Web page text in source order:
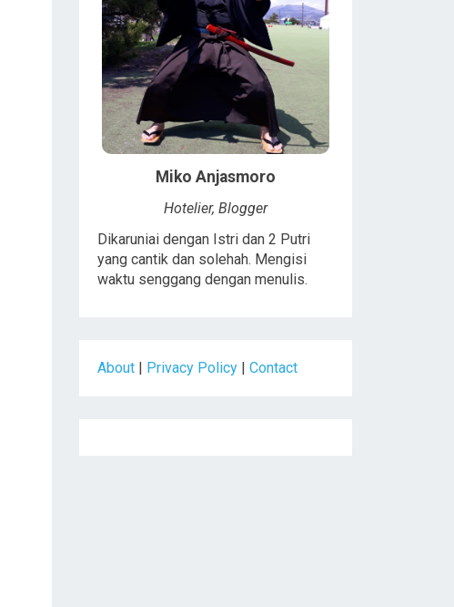
Miko Anjasmoro
Hotelier, Blogger
Dikaruniai dengan Istri dan 2 Putri
yang cantik dan solehah. Mengisi
waktu senggang dengan menulis.
About Privacy Policy Contact